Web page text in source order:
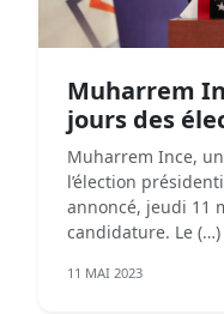
Muharrem
jours des
Muharrem Ince,
l’élection
annoncé, jeudi 11
candidature. Le (…)
11 MAI 2023